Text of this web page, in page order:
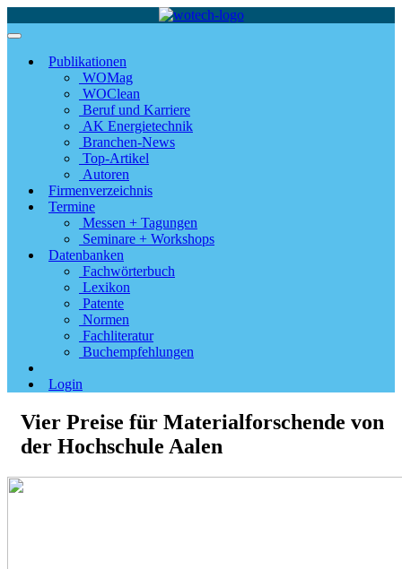
Publikationen
WOMag
WOClean
Beruf und Karriere
AK Energietechnik
Branchen-News
Top-Artikel
Autoren
Firmenverzeichnis
Termine
Messen + Tagungen
Seminare + Workshops
Datenbanken
Fachwörterbuch
Lexikon
Patente
Normen
Fachliteratur
Buchempfehlungen
Login
Vier Preise für Materialforschende von
der Hochschule Aalen